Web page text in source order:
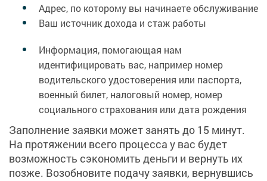
Адрес, по которому вы начинаете обслуживание
Ваш источник дохода и стаж работы
Информация, помогающая нам
идентифицировать вас, например номер
водительского удостоверения или паспорта,
военный билет, налоговый номер, номер
социального страхования или дата рождения
Заполнение заявки может занять до 15 минут.
На протяжении всего процесса у вас будет
возможность сэкономить деньги и вернуть их
позже. Возобновите подачу заявки, вернувшись